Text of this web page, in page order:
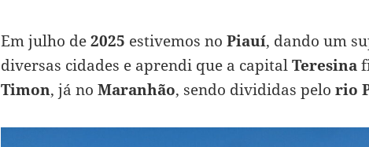
Em julho de2025 estivemos no Piauí, dando um
diversas cidades e aprendi que a capitalTeresina
Timon, já no Maranhão, sendo divididas pelo rio